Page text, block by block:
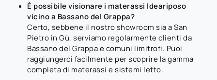
È possibile visionare i materassi Ideariposo
vicino a Bassano del Grappa?
Certo, sebbene il nostro showroom sia a San
Pietro in Gù, serviamo regolarmente clienti da
Bassano del Grappa e comuni limitrofi. Puoi
raggiungerci facilmente per scoprire la gamma
completa di materassi e sistemi letto.